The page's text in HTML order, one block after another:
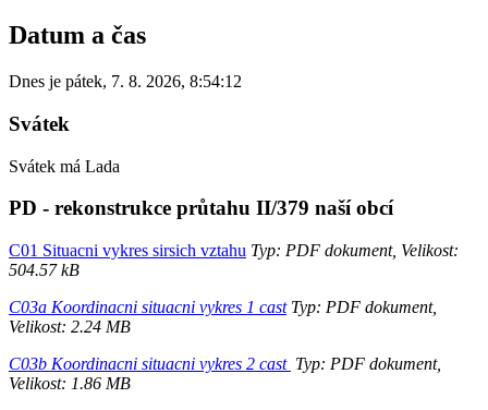
Datum a čas
Dnes je pátek, 7. 8. 2026, 8:54:12
Svátek
Svátek má Lada
PD - rekonstrukce průtahu II/379 naší obcí
C01 Situacni vykres sirsich vztahu Typ: PDF dokument, Velikost:
504.57 kB
C03a Koordinacni situacni vykres 1 castTyp: PDF dokument,
Velikost: 2.24 MB
C03b Koordinacni situacni vykres 2 cast Typ: PDF dokument,
Velikost: 1.86 MB